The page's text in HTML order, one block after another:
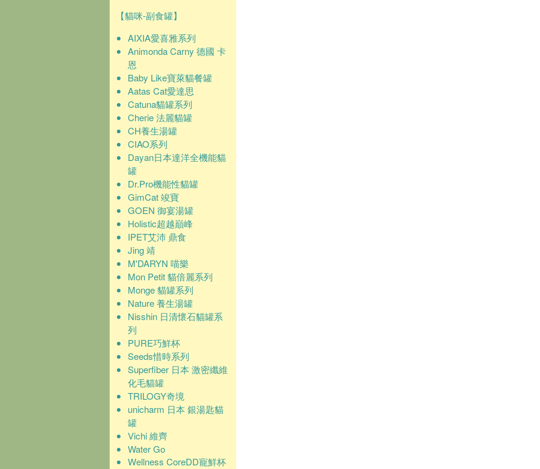
【貓咪-副食罐】
AIXIA愛喜雅系列
Animonda Carny 德國 卡
恩
Baby Like寶萊貓餐罐
Aatas Cat愛達思
Catuna貓罐系列
Cherie 法麗貓罐
CH養生湯罐
CIAO系列
Dayan日本達洋全機能貓
罐
Dr.Pro機能性貓罐
GimCat 竣寶
GOEN 御宴湯罐
Holistic超越巔峰
IPET艾沛 鼎食
Jing 靖
M'DARYN 喵樂
Mon Petit 貓倍麗系列
Monge 貓罐系列
Nature 養生湯罐
Nisshin 日清懷石貓罐系
列
PURE巧鮮杯
Seeds惜時系列
Superfiber 日本 激密纖維
化毛貓罐
TRILOGY奇境
unicharm 日本 銀湯匙貓
罐
Vichi 維齊
Water Go
Wellness CoreDD寵鮮杯